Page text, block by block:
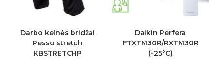
Darbo kelnės bridžai
Pesso stretch
KBSTRETCHP
Daikin Perfera
FTXTM30R/RXTM30R
(-25°C)